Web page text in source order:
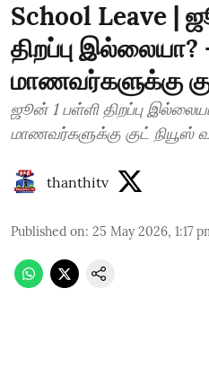
School Leave |
திறப்பு
மாணவர்களுக்கு
ஜூன் 1 பள்ளி திறப்பு இல்லையா? -
மாணவர்களுக்கு குட் நியூஸ்
thanthitv
Published on: 25 May 2026, 1:17